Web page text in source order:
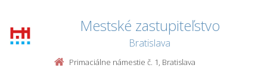
Mestské zastupiteľstvo
Bratislava
Primaciálne námestie č. 1, Bratislava